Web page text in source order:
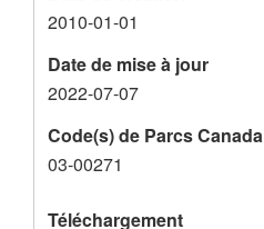
2010-01-01
Date de mise à jour
2022-07-07
Code(s) de Parcs Canada
03-00271
Téléchargement